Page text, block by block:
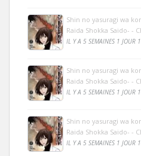
Shin no yasuragi wa
Raida Shokka Saido- -
IL Y A 5 SEMAINES 1 JOUR
Shin no yasuragi wa
Raida Shokka Saido- -
IL Y A 5 SEMAINES 1 JOUR
Shin no yasuragi wa
Raida Shokka Saido- -
IL Y A 5 SEMAINES 1 JOUR